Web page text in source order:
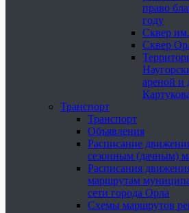
право
году
Сквер
Сквер
ареной и
Транспорт
Транспорт
Объявления
Расписание
сезонным (дачным)
Расписания
маршрутам
сети города Орла
Схемы маршрутов